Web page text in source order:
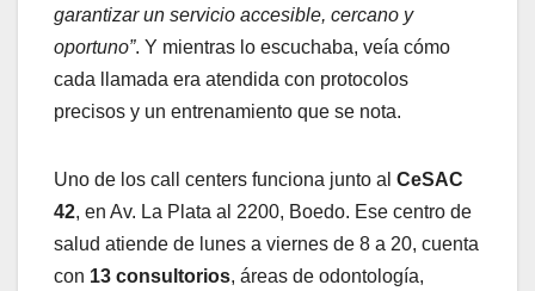
garantizar un servicio accesible, cercano y
oportuno”. Y mientras lo escuchaba, veía cómo
cada llamada era atendida con protocolos
precisos y un entrenamiento que se nota.
Uno de los call centers funciona junto al CeSAC
42, en Av. La Plata al 2200, Boedo. Ese centro de
salud atiende de lunes a viernes de 8 a 20, cuenta
con 13 consultorios, áreas de odontología,